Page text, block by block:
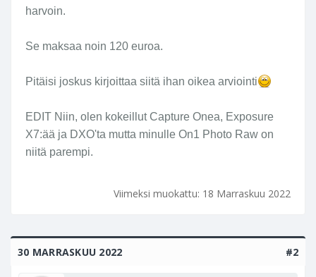
harvoin.
Se maksaa noin 120 euroa.
Pitäisi joskus kirjoittaa siitä ihan oikea arviointi
EDIT Niin, olen kokeillut Capture Onea, Exposure
X7:ää ja DXO'ta mutta minulle On1 Photo Raw on
niitä parempi.
Viimeksi muokattu: 18 Marraskuu 2022
30 MARRASKUU 2022 #2